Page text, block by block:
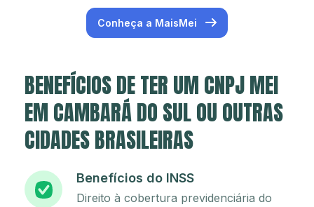
Conheça a MaisMei
BENEFÍCIOS DE TER UM CNPJ MEI
EM CAMBARÁ DO SUL OU OUTRAS
CIDADES BRASILEIRAS
Benefícios do INSS
Direito à cobertura previdenciária do